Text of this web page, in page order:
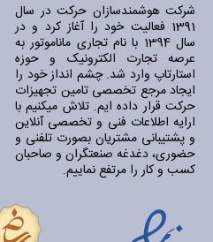
شرکت هوشمندسازان حرکت در سال
1391 فعالیت خود را آغاز کرد و در
سال 1394 با نام تجاری ماناموتور به
عرصه تجارت الکترونیک و حوزه
استارتاپ وارد شد. چشم انداز خود را
ایجاد مرجع تخصصی تامین تجهیزات
حرکت قرار داده ایم. تلاش میکنیم با
ارایه اطلاعات فنی و تخصصی آنلاین
و پشتیبانی مشتریان بصورت تلفنی و
حضوری، دغدغه صنعتگران و صاحبان
کسب و کار را مرتفع نماییم.